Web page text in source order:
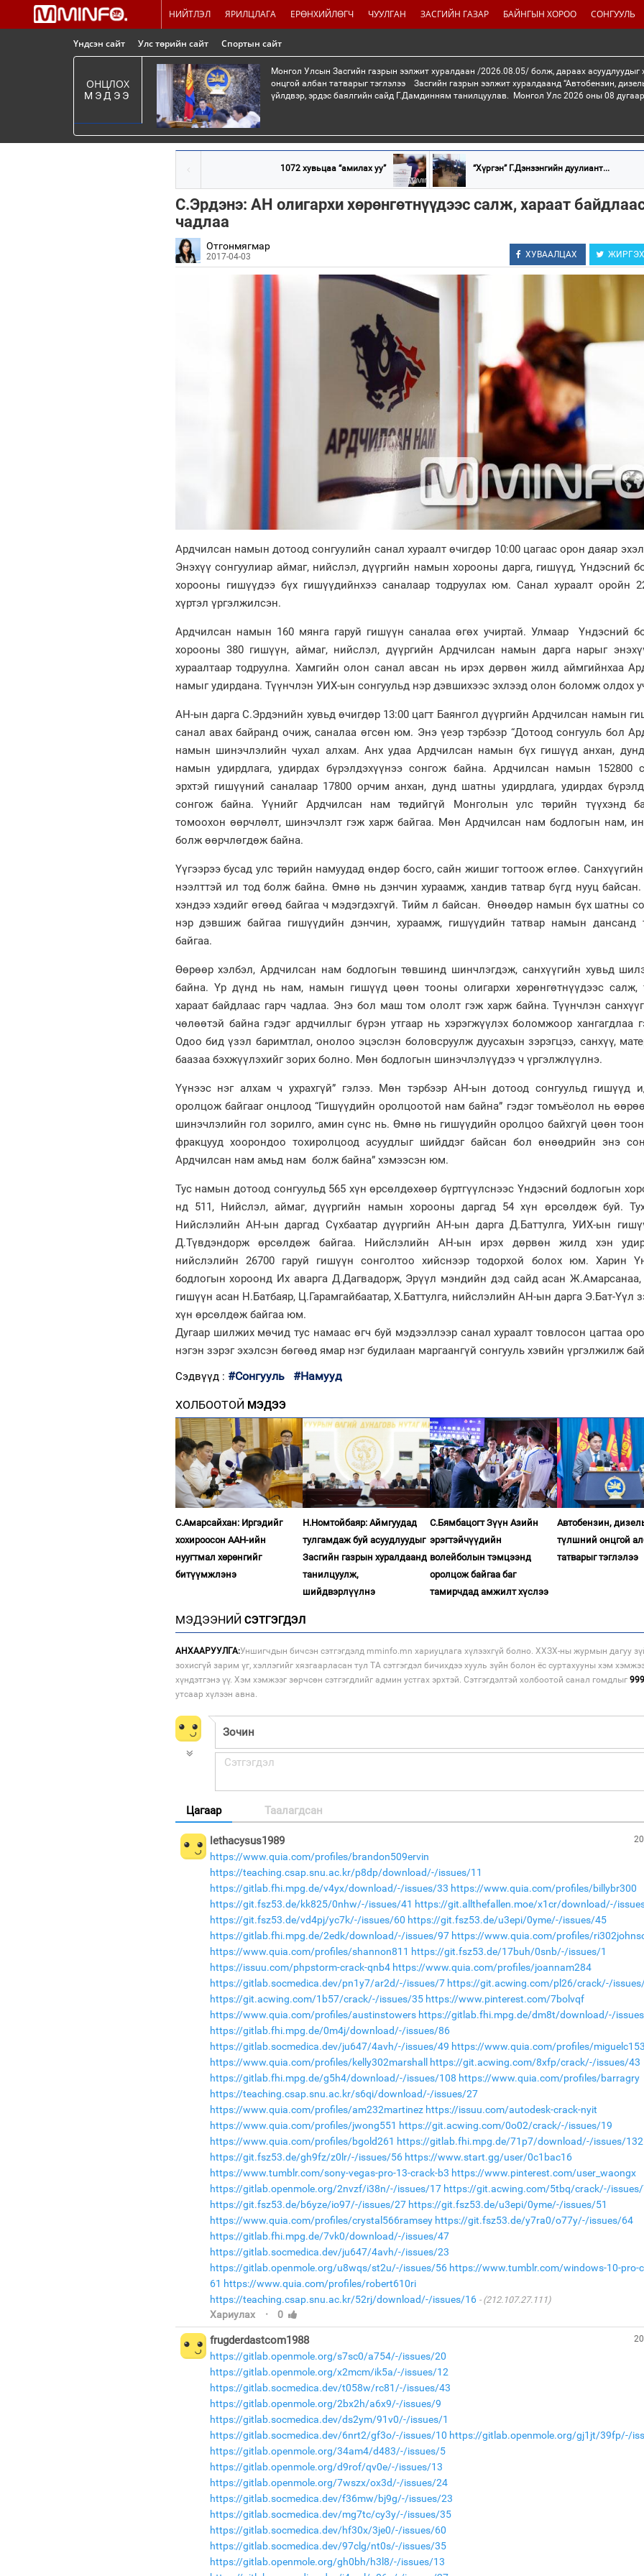
НИЙТЛЭЛ ЯРИЛЦЛАГА ЕРӨНХИЙЛӨГЧ ЧУУЛГАН ЗАСГИЙН ГАЗАР БАЙНГЫН ХОРОО СОНГУУЛЬ
Үндсэн сайт Улс төрийн сайт Спортын сайт
ОНЦЛОХ
МЭДЭЭ
Монгол Улсын Засгийн газрын ээлжит хуралдаан /2026.08.05/ болж, дараах
онцгой албан татварыг тэглэлээ Засгийн газрын ээлжит хуралдаанд “Автобензин,
үйлдвэр, эрдэс баялгийн сайд Г.Дамдинням танилцуулав. Монгол Улс 2026 оны 08
1072 хувьцаа “амилах уу” “Хүргэн” Г.Дэнзэнгийн дуулиант...
С.Эрдэнэ: АН олигархи хөрөнгөтнүүдээс салж, хараат
чадлаа
Отгонмягмар
2017-04-03 ХУВААЛЦАХ ЖИРГЭХ
Ардчилсан намын дотоод сонгуулийн санал хураалт өчигдөр 10:00 цагаас орон даяар
Энэхүү сонгуулиар аймаг, нийслэл, дүүргийн намын хорооны дарга, гишүүд, Үндэсний
хорооны гишүүдээ бүх гишүүдийнхээ саналаар тодруулах юм. Санал хураалт оройн
хүртэл үргэлжилсэн.
Ардчилсан намын 160 мянга гаруй гишүүн саналаа өгөх учиртай. Улмаар Үндэсний
хорооны 380 гишүүн, аймаг, нийслэл, дүүргийн Ардчилсан намын дарга нарыг
хураалтаар тодруулна. Хамгийн олон санал авсан нь ирэх дөрвөн жилд аймгийнхаа
намыг удирдана. Түүнчлэн УИХ-ын сонгуульд нэр дэвшихээс эхлээд олон боломж олдох
АН-ын дарга С.Эрдэнийн хувьд өчигдөр 13:00 цагт Баянгол дүүргийн Ардчилсан намын
санал авах байранд очиж, саналаа өгсөн юм. Энэ үеэр тэрбээр “Дотоод сонгууль бол
намын шинэчлэлийн чухал алхам. Анх удаа Ардчилсан намын бүх гишүүд анхан,
намын удирдлага, удирдах бүрэлдэхүүнээ сонгож байна. Ардчилсан намын 152800
эрхтэй гишүүний саналаар 17800 орчим анхан, дунд шатны удирдлага, удирдах
сонгож байна. Үүнийг Ардчилсан нам төдийгүй Монголын улс төрийн түүхэнд
томоохон өөрчлөлт, шинэчлэлт гэж харж байгаа. Мөн Ардчилсан нам бодлогын нам,
болж өөрчлөгдөж байна.
Үүгээрээ бусад улс төрийн намуудад өндөр босго, сайн жишиг тогтоож өглөө.
нээлттэй ил тод болж байна. Өмнө нь дэнчин хураамж, хандив татвар бүгд нууц
хэндээ хэдийг өгөөд байгаа ч мэдэгдэхгүй. Тийм л байсан. Өнөөдөр намын бүх шатны
нэр дэвшиж байгаа гишүүдийн дэнчин, хураамж, гишүүдийн татвар намын дансанд
байгаа.
Өөрөөр хэлбэл, Ардчилсан нам бодлогын төвшинд шинчлэгдэж, санхүүгийн хувьд
байна. Үр дүнд нь нам, намын гишүүд цөөн тооны олигархи хөрөнгөтнүүдээс салж,
хараат байдлаас гарч чадлаа. Энэ бол маш том ололт гэж харж байна. Түүнчлэн
чөлөөтэй байна гэдэг ардчиллыг бүрэн утгаар нь хэрэгжүүлэх боломжоор хангагдлаа
Одоо бид үзэл баримтлал, онолоо эцэслэн боловсруулж дуусахын зэрэгцээ, санхүү,
баазаа бэхжүүлэхийг зорих болно. Мөн бодлогын шинэчлэлүүдээ ч үргэлжлүүлнэ.
Үүнээс нэг алхам ч ухрахгүй” гэлээ. Мөн тэрбээр АН-ын дотоод сонгуульд гишүүд
оролцож байгааг онцлоод “Гишүүдийн оролцоотой нам байна” гэдэг томъёолол нь
шинэчлэлийн гол зорилго, амин сүнс нь. Өмнө нь гишүүдийн оролцоо байхгүй цөөн
фракцууд хоорондоо тохиролцоод асуудлыг шийддэг байсан бол өнөөдрийн энэ
Ардчилсан нам амьд нам болж байна” хэмээсэн юм.
Тус намын дотоод сонгуульд 565 хүн өрсөлдөхөөр бүртгүүлснээс Үндэсний бодлогын
нд 511, Нийслэл, аймаг, дүүргийн намын хорооны даргад 54 хүн өрсөлдөж буй.
Нийслэлийн АН-ын даргад Сүхбаатар дүүргийн АН-ын дарга Д.Баттулга, УИХ-ын
Д.Түвдэндорж өрсөлдөж байгаа. Нийслэлийн АН-ын ирэх дөрвөн жилд хэн
нийслэлийн 26700 гаруй гишүүн сонголтоо хийснээр тодорхой болох юм. Харин
бодлогын хороонд Их аварга Д.Дагвадорж, Эрүүл мэндийн дэд сайд асан
гишүүн асан Н.Батбаяр, Ц.Гарамгайбаатар, Х.Баттулга, нийслэлийн АН-ын дарга Э.Бат-Үүл
хүн өрсөлдөж байгаа юм.
Дугаар шилжих мөчид тус намаас өгч буй мэдээллээр санал хураалт товлосон цагтаа
нэгэн зэрэг эхэлсэн бөгөөд ямар нэг будилаан маргаангүй сонгууль хэвийн үргэлжилж
Сэдвүүд : #Сонгууль #Намууд
ХОЛБООТОЙ МЭДЭЭ
С.Амарсайхан: Иргэдийг
хохироосон ААН-ийн
нуугтмал хөрөнгийг
битүүмжлэнэ
Н.Номтойбаяр: Аймгуудад
тулгамдаж буй асуудлуудыг
Засгийн газрын хуралдаанд
танилцуулж,
шийдвэрлүүлнэ
С.Бямбацогт Зүүн Азийн
эрэгтэйчүүдийн
волейболын тэмцээнд
оролцож байгаа баг
тамирчдад амжилт хүслээ
Автобензин,
түлшний онцгой
татварыг тэглэлээ
МЭДЭЭНИЙ СЭТГЭГДЭЛ
АНХААРУУЛГА:Уншигчдын бичсэн сэтгэгдэлд mminfo.mn хариуцлага хүлээхгүй болно. ХХЗХ-ны журмын дагуу
зохисгүй зарим үг, хэллэгийг хязгаарласан тул ТА сэтгэгдэл бичихдээ хууль зүйн болон ёс суртахууны хэм
хүндэтгэнэ үү. Хэм хэмжээг зөрчсөн сэтгэгдлийг админ устгах эрхтэй. Сэтгэгдэлтэй холбоотой санал гомдлыг
утсаар хүлээн авна.
Цагаар Таалагдсан
lethacysus1989
https://www.quia.com/profiles/brandon509ervin
https://teaching.csap.snu.ac.kr/p8dp/download/-/issues/11
https://gitlab.fhi.mpg.de/v4yx/download/-/issues/33 https://www.quia.com/profiles/billybr300
https://git.fsz53.de/kk825/0nhw/-/issues/41 https://git.allthefallen.moe/x1cr/download/-/
https://git.fsz53.de/vd4pj/yc7k/-/issues/60 https://git.fsz53.de/u3epi/0yme/-/issues/45
https://gitlab.fhi.mpg.de/2edk/download/-/issues/97 https://www.quia.com/profiles/
https://www.quia.com/profiles/shannon811 https://git.fsz53.de/17buh/0snb/-/issues/1
https://issuu.com/phpstorm-crack-qnb4 https://www.quia.com/profiles/joannam284
https://gitlab.socmedica.dev/pn1y7/ar2d/-/issues/7 https://git.acwing.com/pl26/crack/-/
https://git.acwing.com/1b57/crack/-/issues/35 https://www.pinterest.com/7bolvqf
https://www.quia.com/profiles/austinstowers https://gitlab.fhi.mpg.de/dm8t/download/-/
https://gitlab.fhi.mpg.de/0m4j/download/-/issues/86
https://gitlab.socmedica.dev/ju647/4avh/-/issues/49 https://www.quia.com/profiles/miguelc153
https://www.quia.com/profiles/kelly302marshall
https://git.acwing.com/8xfp/crack/-/issues/43
https://gitlab.fhi.mpg.de/g5h4/download/-/issues/108 https://www.quia.com/profiles/barragry
https://teaching.csap.snu.ac.kr/s6qi/download/-/issues/27
https://www.quia.com/profiles/am232martinez https://issuu.com/autodesk-crack-nyit
https://www.quia.com/profiles/jwong551 https://git.acwing.com/0o02/crack/-/issues/19
https://www.quia.com/profiles/bgold261 https://gitlab.fhi.mpg.de/71p7/download/-/issues/132
https://git.fsz53.de/gh9fz/z0lr/-/issues/56 https://www.start.gg/user/0c1bac16
https://www.tumblr.com/sony-vegas-pro-13-crack-b3 https://www.pinterest.com/user_waongx
https://gitlab.openmole.org/2nvzf/i38n/-/issues/17 https://git.acwing.com/5tbq/crack/-/
https://git.fsz53.de/b6yze/io97/-/issues/27 https://git.fsz53.de/u3epi/0yme/-/issues/51
https://www.quia.com/profiles/crystal566ramsey https://git.fsz53.de/y7ra0/o77y/-/issues/64
https://gitlab.fhi.mpg.de/7vk0/download/-/issues/47
https://gitlab.socmedica.dev/ju647/4avh/-/issues/23
https://gitlab.openmole.org/u8wqs/st2u/-/issues/56 https://www.tumblr.com/windows-10-pro-
61 https://www.quia.com/profiles/robert610ri
https://teaching.csap.snu.ac.kr/52rj/download/-/issues/16
(212.107.27.111)
Хариулах · 0
frugderdastcom1988
https://gitlab.openmole.org/s7sc0/a754/-/issues/20
https://gitlab.openmole.org/x2mcm/ik5a/-/issues/12
https://gitlab.socmedica.dev/t058w/rc81/-/issues/43
https://gitlab.openmole.org/2bx2h/a6x9/-/issues/9
https://gitlab.socmedica.dev/ds2ym/91v0/-/issues/1
https://gitlab.socmedica.dev/6nrt2/gf3o/-/issues/10 https://gitlab.openmole.org/gj1jt/39fp/-/
https://gitlab.openmole.org/34am4/d483/-/issues/5
https://gitlab.openmole.org/d9rof/qv0e/-/issues/13
https://gitlab.openmole.org/7wszx/ox3d/-/issues/24
https://gitlab.socmedica.dev/f36mw/bj9g/-/issues/23
https://gitlab.socmedica.dev/mg7tc/cy3y/-/issues/35
https://gitlab.socmedica.dev/hf30x/3je0/-/issues/60
https://gitlab.socmedica.dev/97clg/nt0s/-/issues/35
https://gitlab.openmole.org/gh0bh/h3l8/-/issues/13